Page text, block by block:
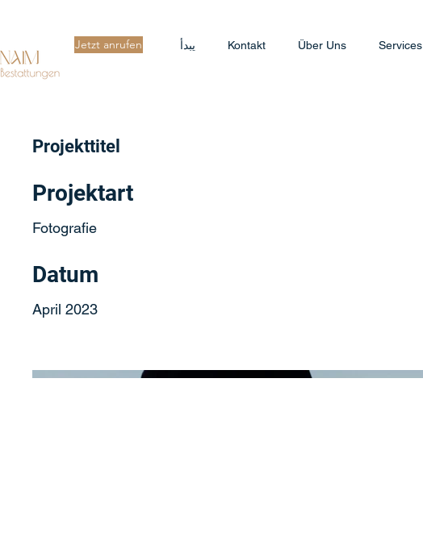
Jetzt anrufen يبدأ Kontakt Über Uns Services
Projekttitel
Projektart
Fotografie
Datum
April 2023